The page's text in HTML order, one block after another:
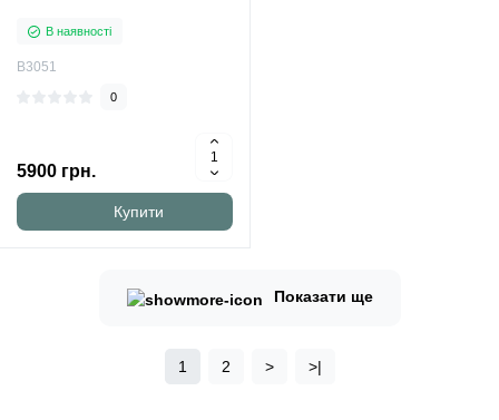
В наявності
B3051
0
5900 грн.
Купити
Показати ще
1 2 > >|